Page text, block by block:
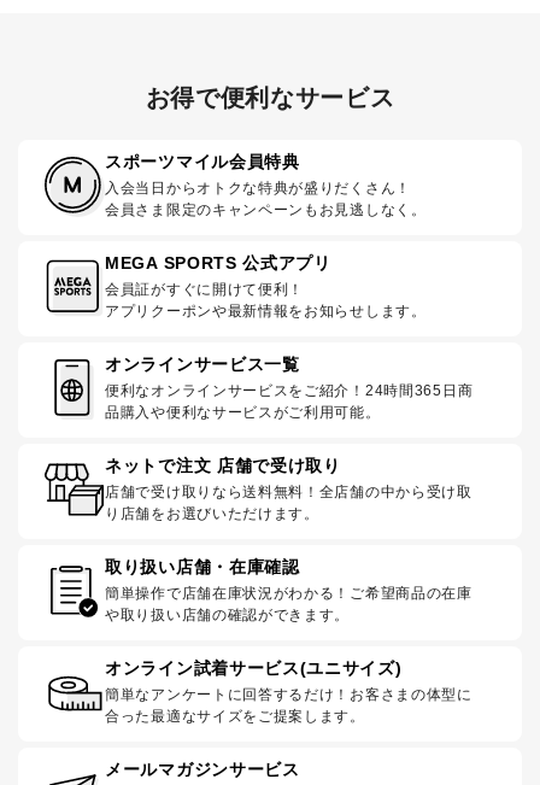
お得で便利なサービス
スポーツマイル会員特典
入会当日からオトクな特典が盛りだくさん！
会員さま限定のキャンペーンもお見逃しなく。
MEGA SPORTS 公式アプリ
会員証がすぐに開けて便利！
アプリクーポンや最新情報をお知らせします。
オンラインサービス一覧
便利なオンラインサービスをご紹介！24時間365日商
品購入や便利なサービスがご利用可能。
ネットで注文 店舗で受け取り
店舗で受け取りなら送料無料！全店舗の中から受け取
り店舗をお選びいただけます。
取り扱い店舗・在庫確認
簡単操作で店舗在庫状況がわかる！ご希望商品の在庫
や取り扱い店舗の確認ができます。
オンライン試着サービス(ユニサイズ)
簡単なアンケートに回答するだけ！お客さまの体型に
合った最適なサイズをご提案します。
メールマガジンサービス